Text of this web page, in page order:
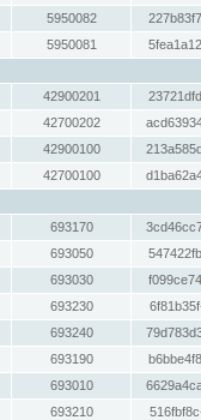
5950082
5950081
42900201
42700202
42900100
42700100
693170
693050
693030
693230
693240
693190
693010
693210